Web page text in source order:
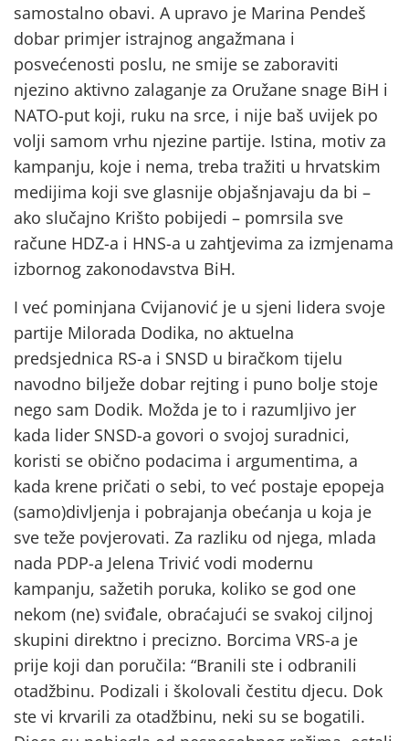
samostalno obavi. A upravo je Marina Pendeš
dobar primjer istrajnog angažmana i
posvećenosti poslu, ne smije se zaboraviti
njezino aktivno zalaganje za Oružane snage BiH i
NATO-put koji, ruku na srce, i nije baš uvijek po
volji samom vrhu njezine partije. Istina, motiv za
kampanju, koje i nema, treba tražiti u hrvatskim
medijima koji sve glasnije objašnjavaju da bi –
ako slučajno Krišto pobijedi – pomrsila sve
račune HDZ-a i HNS-a u zahtjevima za izmjenama
izbornog zakonodavstva BiH.
I već pominjana Cvijanović je u sjeni lidera svoje
partije Milorada Dodika, no aktuelna
predsjednica RS-a i SNSD u biračkom tijelu
navodno bilježe dobar rejting i puno bolje stoje
nego sam Dodik. Možda je to i razumljivo jer
kada lider SNSD-a govori o svojoj suradnici,
koristi se obično podacima i argumentima, a
kada krene pričati o sebi, to već postaje epopeja
(samo)divljenja i pobrajanja obećanja u koja je
sve teže povjerovati. Za razliku od njega, mlada
nada PDP-a Jelena Trivić vodi modernu
kampanju, sažetih poruka, koliko se god one
nekom (ne) sviđale, obraćajući se svakoj ciljnoj
skupini direktno i precizno. Borcima VRS-a je
prije koji dan poručila: “Branili ste i odbranili
otadžbinu. Podizali i školovali čestitu djecu. Dok
ste vi krvarili za otadžbinu, neki su se bogatili.